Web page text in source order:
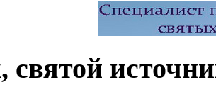
святой